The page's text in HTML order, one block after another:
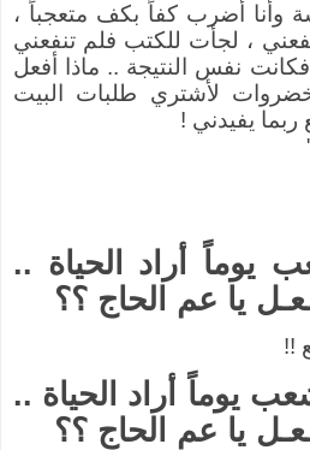
أضرب كفاً بكف متعجباً ،
، لجأت للكتب فلم تنفعني
نفس النتيجة .. ماذا أفعل
لأشتري طلبات البيت
ربما يفيدني !
يوماً أراد الحياة ..
يا عم الحاج ؟؟
!!
يوماً أراد الحياة ..
يا عم الحاج ؟؟